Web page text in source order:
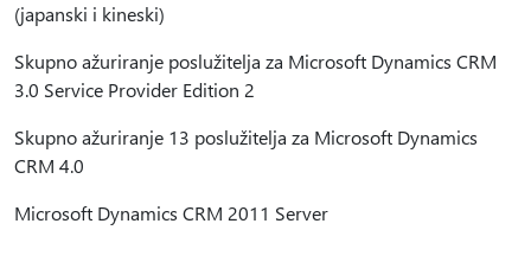
(japanski i kineski)
Skupno ažuriranje poslužitelja za Microsoft Dynamics CRM
3.0 Service Provider Edition 2
Skupno ažuriranje 13 poslužitelja za Microsoft Dynamics
CRM 4.0
Microsoft Dynamics CRM 2011 Server